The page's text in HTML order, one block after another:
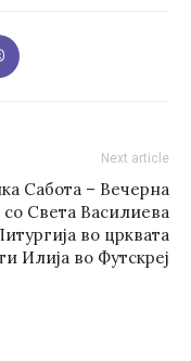
Next article
Сабота – Вечерна
со Света Василиева
во црквата
Илија во Футскреј